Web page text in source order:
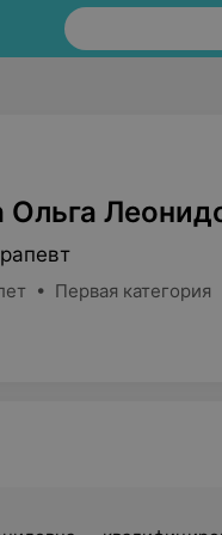
Ольга
• Первая категория